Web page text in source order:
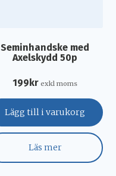
Seminhandske med
Axelskydd 50p
199 kr exkl moms
Lägg till i varukorg
Läs mer